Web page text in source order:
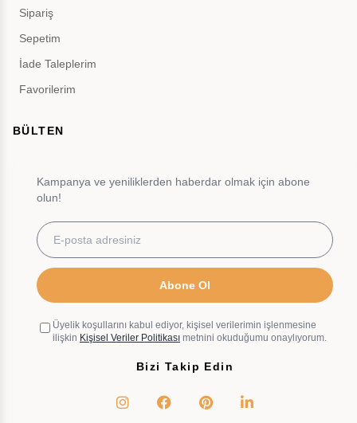
Sipariş
Sepetim
İade Taleplerim
Favorilerim
BÜLTEN
Kampanya ve yeniliklerden haberdar olmak için abone
olun!
Abone Ol
Üyelik koşullarını kabul ediyor, kişisel verilerimin işlenmesine
ilişkin Kişisel Veriler Politikası metnini okuduğumu onaylıyorum.
Bizi Takip Edin